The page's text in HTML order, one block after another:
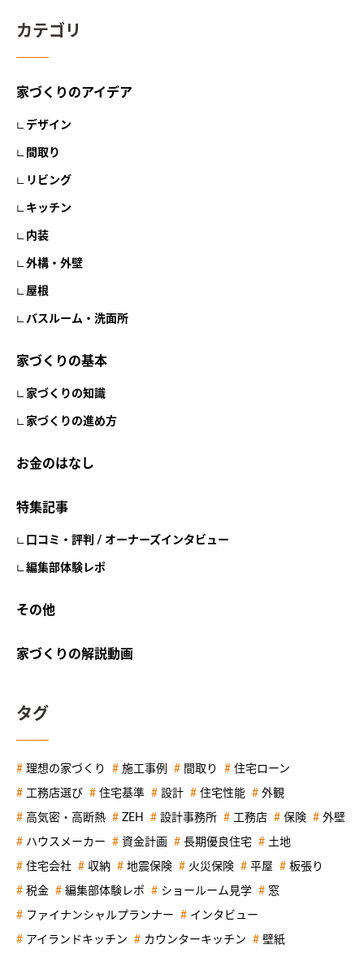
カテゴリ
家づくりのアイデア
デザイン
間取り
リビング
キッチン
内装
外構・外壁
屋根
バスルーム・洗面所
家づくりの基本
家づくりの知識
家づくりの進め方
お金のはなし
特集記事
口コミ・評判 / オーナーズインタビュー
編集部体験レポ
その他
家づくりの解説動画
タグ
理想の家づくり 施工事例 間取り 住宅ローン
工務店選び 住宅基準 設計 住宅性能 外観
高気密・高断熱 ZEH 設計事務所 工務店 保険 外壁
ハウスメーカー 資金計画 長期優良住宅 土地
住宅会社 収納 地震保険 火災保険 平屋 板張り
税金 編集部体験レポ ショールーム見学 窓
ファイナンシャルプランナー インタビュー
アイランドキッチン カウンターキッチン 壁紙